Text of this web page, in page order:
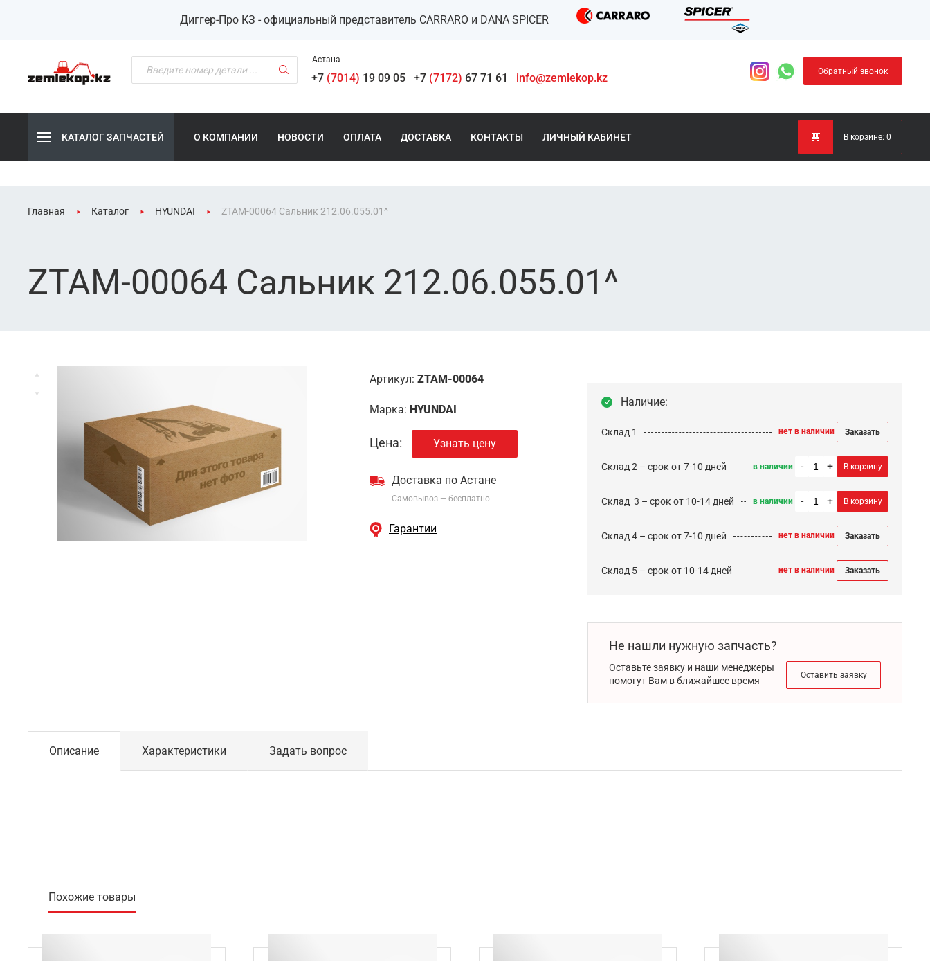
Диггер-Про КЗ - официальный представитель CARRARO и DANA SPICER
Астана
+7 (7014) 19 09 05 +7 (7172) 67 71 61 info@zemlekop.kz Обратный звонок
КАТАЛОГ ЗАПЧАСТЕЙ О КОМПАНИИ НОВОСТИ ОПЛАТА ДОСТАВКА КОНТАКТЫ ЛИЧНЫЙ КАБИНЕТ В корзине: 0
Главная Каталог HYUNDAI ZTAM-00064 Сальник 212.06.055.01^
ZTAM-00064 Сальник 212.06.055.01^
Артикул: ZTAM-00064
Марка: HYUNDAI
Цена: Узнать цену
Доставка по Астане
Самовывоз — бесплатно
Гарантии
Наличие:
Склад 1 нет в наличии Заказать
Склад 2 – срок от 7-10 дней в наличии - + В корзину
Cклад 3 – срок от 10-14 дней в наличии - + В корзину
Склад 4 – срок от 7-10 дней нет в наличии Заказать
Склад 5 – срок от 10-14 дней нет в наличии Заказать
Не нашли нужную запчасть?
Оставьте заявку и наши менеджеры
помогут Вам в ближайшее время
Оставить заявку
Описание Характеристики Задать вопрос
Похожие товары